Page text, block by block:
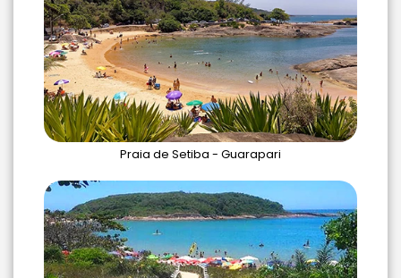
Praia de Setiba - Guarapari